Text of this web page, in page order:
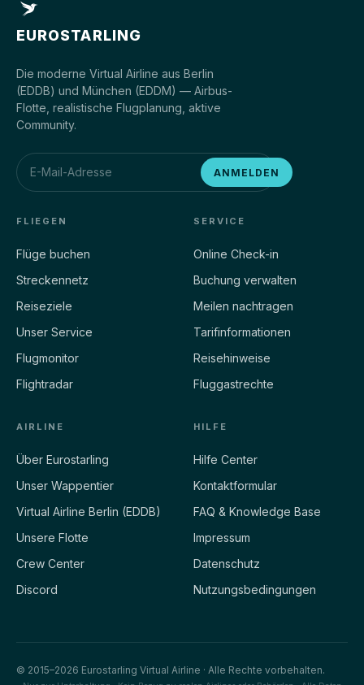
EUROSTARLING
Die moderne Virtual Airline aus Berlin
(EDDB) und München (EDDM) — Airbus-
Flotte, realistische Flugplanung, aktive
Community.
ANMELDEN
FLIEGEN
Flüge buchen
Streckennetz
Reiseziele
Unser Service
Flugmonitor
Flightradar
SERVICE
Online Check-in
Buchung verwalten
Meilen nachtragen
Tarifinformationen
Reisehinweise
Fluggastrechte
AIRLINE
Über Eurostarling
Unser Wappentier
Virtual Airline Berlin (EDDB)
Unsere Flotte
Crew Center
Discord
HILFE
Hilfe Center
Kontaktformular
FAQ & Knowledge Base
Impressum
Datenschutz
Nutzungsbedingungen
© 2015–2026 Eurostarling Virtual Airline · Alle Rechte vorbehalten.